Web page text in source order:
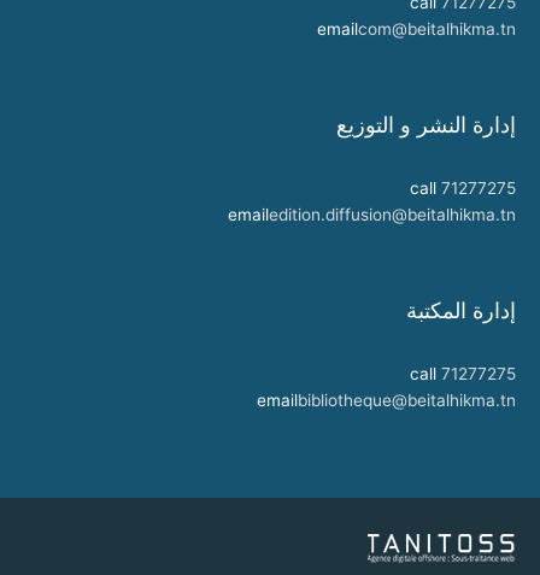
emailcom@beitalhikma.tn
إدارة النشر و التوزيع
call 71277275
emailedition.diffusion@beitalhikma.tn
إدارة المكتبة
call 71277275
emailbibliotheque@beitalhikma.tn